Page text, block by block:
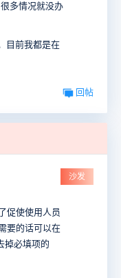
多情况就没办
目前我都是在
回帖
沙发
促使使用人员
要的话可以在
掉必填项的